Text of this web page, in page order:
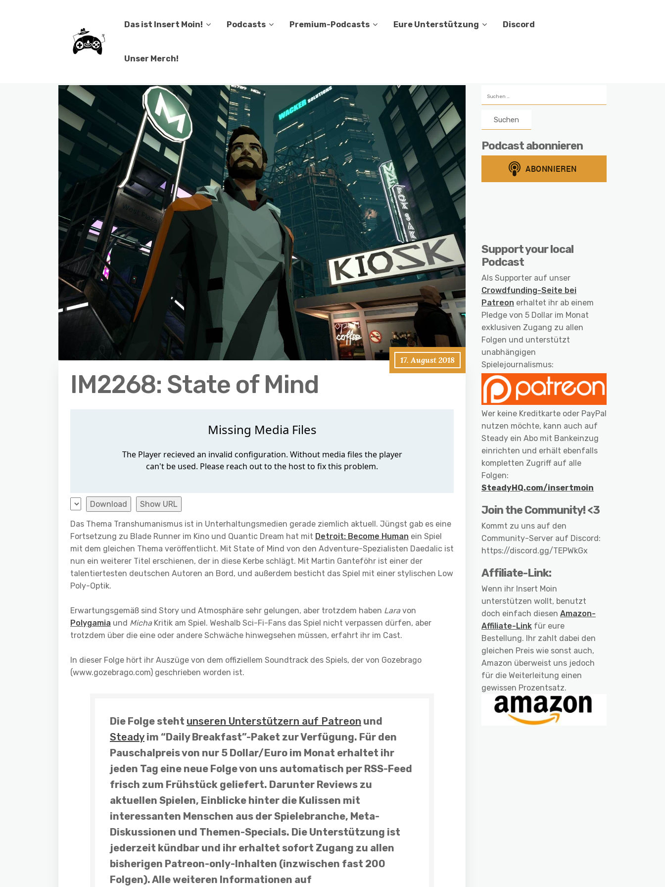
Das ist Insert Moin! Podcasts Premium-Podcasts Eure Unterstützung Discord
Unser Merch!
17. August 2018
IM2268: State of Mind
Download Show URL
Das Thema Transhumanismus ist in Unterhaltungsmedien gerade ziemlich aktuell. Jüngst gab es eine
Fortsetzung zu Blade Runner im Kino und Quantic Dream hat mit Detroit: Become Human ein Spiel
mit dem gleichen Thema veröffentlicht. Mit State of Mind von den Adventure-Spezialisten Daedalic ist
nun ein weiterer Titel erschienen, der in diese Kerbe schlägt. Mit Martin Ganteföhr ist einer der
talentiertesten deutschen Autoren an Bord, und außerdem besticht das Spiel mit einer stylischen Low
Poly-Optik.
Erwartungsgemäß sind Story und Atmosphäre sehr gelungen, aber trotzdem haben Laravon
Polygamia und MichaKritik am Spiel. Weshalb Sci-Fi-Fans das Spiel nicht verpassen dürfen, aber
trotzdem über die eine oder andere Schwäche hinwegsehen müssen, erfahrt ihr im Cast.
In dieser Folge hört ihr Auszüge von dem offiziellem Soundtrack des Spiels, der von Gozebrago
(www.gozebrago.com) geschrieben worden ist.
Die Folge steht unseren Unterstützern auf Patreon und
Steady im “Daily Breakfast”-Paket zur Verfügung. Für den
Pauschalpreis von nur 5 Dollar/Euro im Monat erhaltet ihr
jeden Tag eine neue Folgevon uns automatisch per RSS-Feed
frisch zum Frühstück geliefert. Darunter Reviews zu
aktuellen Spielen, Einblicke hinter die Kulissen mit
interessanten Menschen aus der Spielebranche, Meta-
Diskussionen und Themen-Specials. Die Unterstützung ist
jederzeit kündbar und ihr erhaltet sofort Zugang zu allen
bisherigen Patreon-only-Inhalten (inzwischen fast 200
Folgen). Alle weiteren Informationen auf
nach:
Podcast abonnieren
Support your local
Podcast
Als Supporter auf unser
Crowdfunding-Seite bei
Patreon erhaltet ihr ab einem
Pledge von 5 Dollar im Monat
exklusiven Zugang zu allen
Folgen und unterstützt
unabhängigen
Spielejournalismus:
Wer keine Kreditkarte oder PayPal
nutzen möchte, kann auch auf
Steady ein Abo mit Bankeinzug
einrichten und erhält ebenfalls
kompletten Zugriff auf alle
Folgen:
SteadyHQ.com/insertmoin
Join the Community! <3
Kommt zu uns auf den
Community-Server auf Discord:
https://discord.gg/TEPWkGx
Affiliate-Link:
Wenn ihr Insert Moin
unterstützen wollt, benutzt
doch einfach diesen Amazon-
Affiliate-Link für eure
Bestellung. Ihr zahlt dabei den
gleichen Preis wie sonst auch,
Amazon überweist uns jedoch
für die Weiterleitung einen
gewissen Prozentsatz.